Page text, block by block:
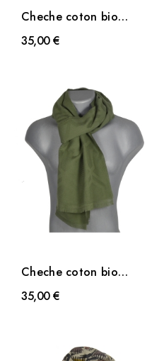
Cheche coton bio
District écru
35,00 €
Cheche coton bio
District kaki
35,00 €